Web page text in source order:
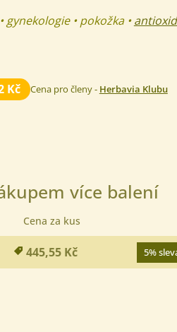
Kč Cena pro členy - Herbavia Klubu
více balení
Cena za kus
445,55 Kč 5%
gynekologie • pokožka •